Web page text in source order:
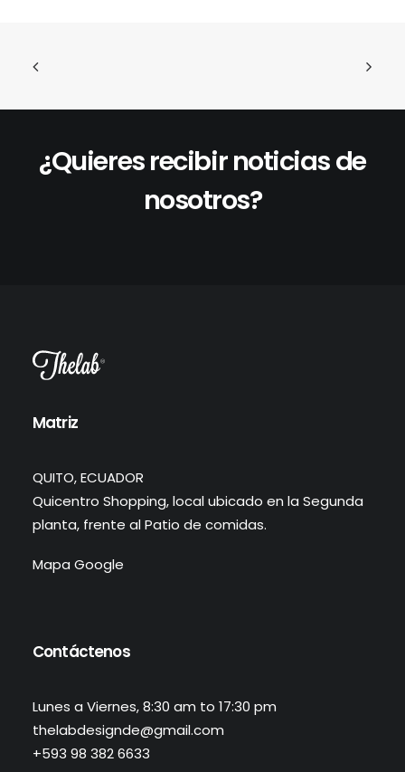
¿Quieres recibir noticias de
nosotros?
Matriz
QUITO, ECUADOR
Quicentro Shopping, local ubicado en la Segunda
planta, frente al Patio de comidas.
Mapa Google
Contáctenos
Lunes a Viernes, 8:30 am to 17:30 pm
thelabdesignde@gmail.com
+593 98 382 6633